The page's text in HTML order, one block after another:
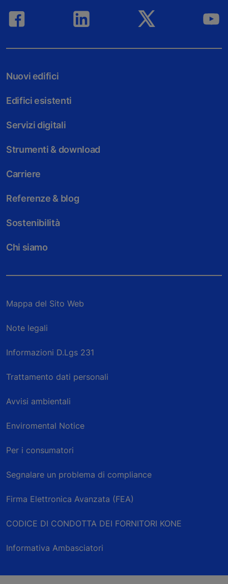
Nuovi edifici
Edifici esistenti
Servizi digitali
Strumenti & download
Carriere
Referenze & blog
Sostenibilità
Chi siamo
Mappa del Sito Web
Note legali
Informazioni D.Lgs 231
Trattamento dati personali
Avvisi ambientali
Enviromental Notice
Per i consumatori
Segnalare un problema di compliance
Firma Elettronica Avanzata (FEA)
CODICE DI CONDOTTA DEI FORNITORI KONE
Informativa Ambasciatori